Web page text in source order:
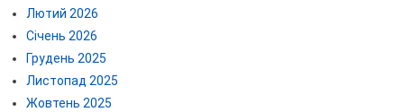
Лютий 2026
Січень 2026
Грудень 2025
Листопад 2025
Жовтень 2025